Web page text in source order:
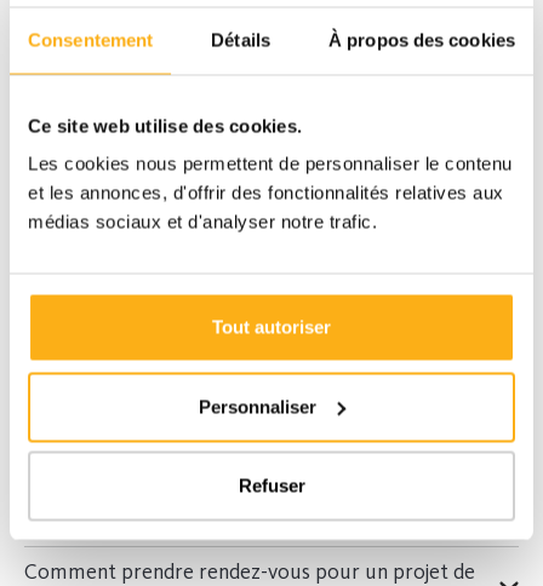
Consentement Détails À propos des cookies
Ce site web utilise des cookies.
Les cookies nous permettent de personnaliser le contenu
et les annonces, d'offrir des fonctionnalités relatives aux
médias sociaux et d'analyser notre trafic.
Tout autoriser
Personnaliser
Refuser
Découvrez plus de réalisations Camber
Combien coûte un vestiaire sur mesure ?
Le prix d’un vestiaire sur mesuredépend de plusieurs critères :
dimensions, agencement intérieur (étagères, penderie, assise),
votre espace et à vos besoins.
Qu’il s’agisse d’un vestiaire d’entrée fermé, d’un placard hall d’entrée
sur mesure ou d’un meuble d’entrée vestiaire compact, nos solutions
sont entièrement personnalisées.
Comment prendre rendez-vous pour un projet de